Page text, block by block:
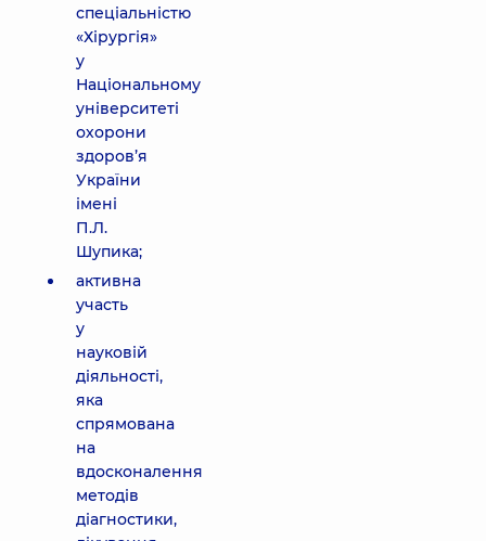
спеціальністю
«Хірургія»
у
Національному
університеті
охорони
здоров’я
України
імені
П.Л.
Шупика;
активна
участь
у
науковій
діяльності,
яка
спрямована
на
вдосконалення
методів
діагностики,